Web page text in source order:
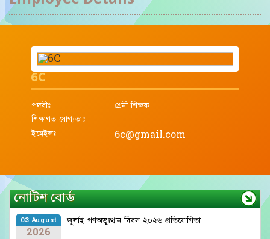
6C
পদবীঃ
শ্রেনী শিক্ষক
শিক্ষাগত যোগ্যতাঃ
ইমেইলঃ
6c@gmail.com
নোটিশ বোর্ড
03 August
2026
জুলাই গণঅভ্যুত্থান দিবস ২০২৬ প্রতিযোগিতা